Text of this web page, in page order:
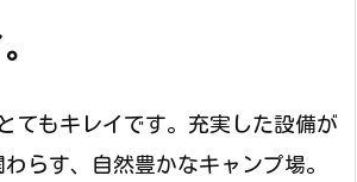
てもキレイです。充実した設備が
らす、自然豊かなキャンプ場。